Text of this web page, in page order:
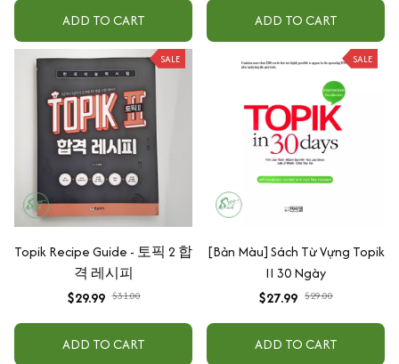
ADD TO CART ADD TO CART
SALE
Topik Recipe Guide - 토픽 2 합
격 레시피
$29.99 $31.00
ADD TO CART
SALE
[Bản Màu] Sách Từ Vựng Topik
II 30 Ngày
$27.99 $29.00
ADD TO CART